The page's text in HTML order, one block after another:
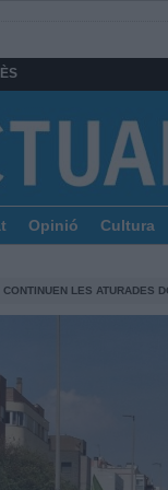
Opinió Cultura
CONTINUEN LES ATURADES